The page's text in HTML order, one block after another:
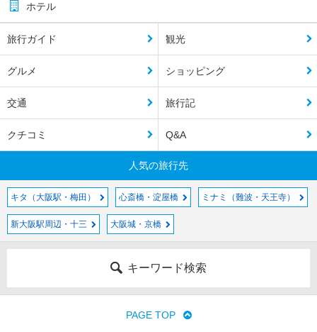
ホテル
旅行ガイド 観光
グルメ ショッピング
交通 旅行記
クチコミ Q&A
人気の旅行先
キタ（大阪駅・梅田） 心斎橋・淀屋橋 ミナミ（難波・天王寺）
新大阪駅周辺・十三 大阪城・京橋
キーワード検索
PAGE TOP